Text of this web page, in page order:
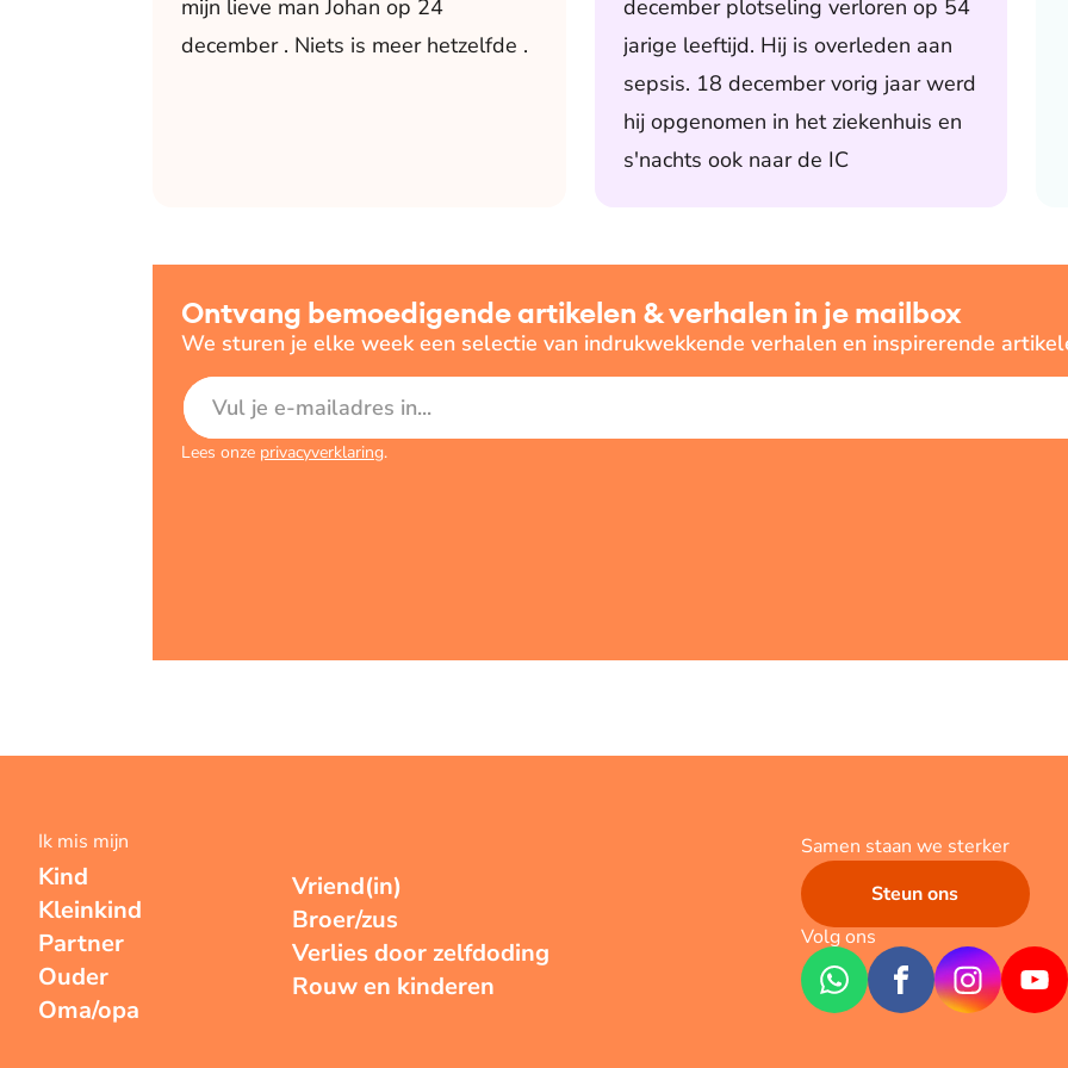
mijn lieve man Johan op 24
december . Niets is meer hetzelfde .
december plotseling verloren op 54
jarige leeftijd. Hij is overleden aan
sepsis. 18 december vorig jaar werd
hij opgenomen in het ziekenhuis en
s'nachts ook naar de IC
Ontvang bemoedigende artikelen & verhalen in je mailbox
We sturen je elke week een selectie van indrukwekkende verhalen en inspirerende
E-mailadres
Lees onze privacyverklaring.
Ik mis mijn
Kind
Kleinkind
Partner
Ouder
Oma/opa
Vriend(in)
Broer/zus
Verlies door zelfdoding
Rouw en kinderen
Samen staan we sterker
Steun ons
Volg ons